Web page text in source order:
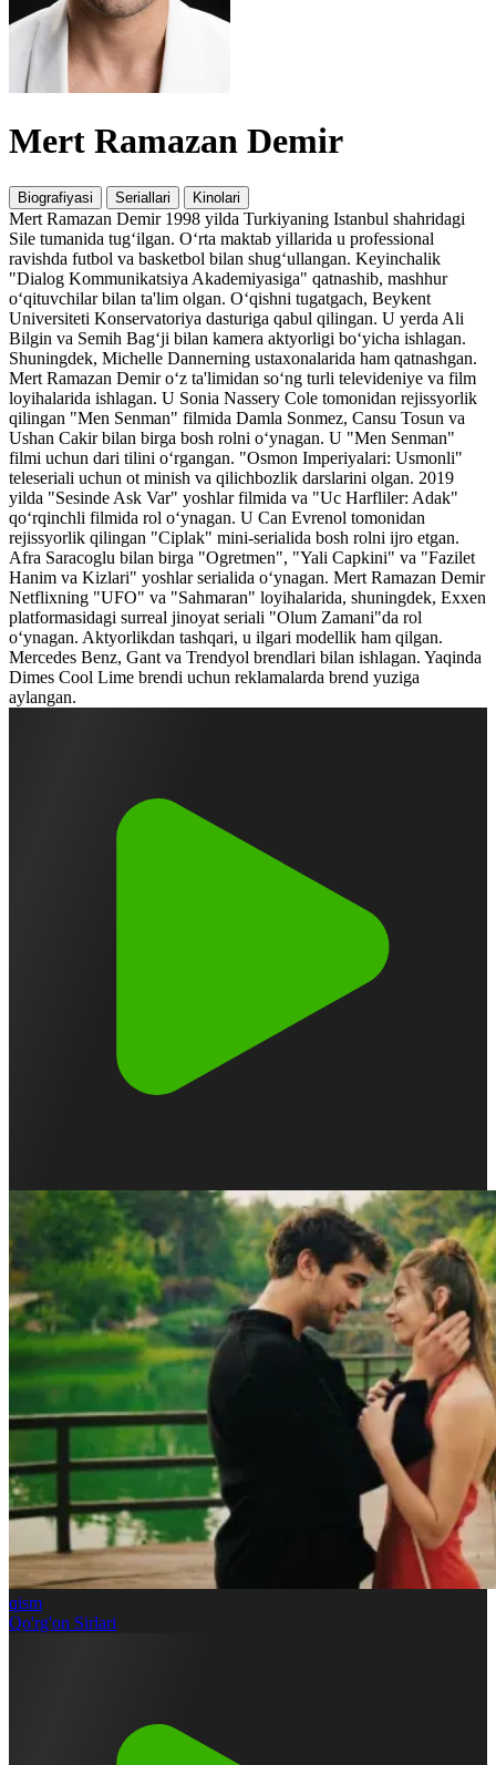
Mert Ramazan Demir
Biografiyasi Seriallari Kinolari
Mert Ramazan Demir 1998 yilda Turkiyaning Istanbul shahridagi
Sile tumanida tug‘ilgan. O‘rta maktab yillarida u professional
ravishda futbol va basketbol bilan shug‘ullangan. Keyinchalik
"Dialog Kommunikatsiya Akademiyasiga" qatnashib, mashhur
o‘qituvchilar bilan ta'lim olgan. O‘qishni tugatgach, Beykent
Universiteti Konservatoriya dasturiga qabul qilingan. U yerda Ali
Bilgin va Semih Bag‘ji bilan kamera aktyorligi bo‘yicha ishlagan.
Shuningdek, Michelle Dannerning ustaxonalarida ham qatnashgan.
Mert Ramazan Demir o‘z ta'limidan so‘ng turli televideniye va film
loyihalarida ishlagan. U Sonia Nassery Cole tomonidan rejissyorlik
qilingan "Men Senman" filmida Damla Sonmez, Cansu Tosun va
Ushan Cakir bilan birga bosh rolni o‘ynagan. U "Men Senman"
filmi uchun dari tilini o‘rgangan. "Osmon Imperiyalari: Usmonli"
teleseriali uchun ot minish va qilichbozlik darslarini olgan. 2019
yilda "Sesinde Ask Var" yoshlar filmida va "Uc Harfliler: Adak"
qo‘rqinchli filmida rol o‘ynagan. U Can Evrenol tomonidan
rejissyorlik qilingan "Ciplak" mini-serialida bosh rolni ijro etgan.
Afra Saracoglu bilan birga "Ogretmen", "Yali Capkini" va "Fazilet
Hanim va Kizlari" yoshlar serialida o‘ynagan. Mert Ramazan Demir
Netflixning "UFO" va "Sahmaran" loyihalarida, shuningdek, Exxen
platformasidagi surreal jinoyat seriali "Olum Zamani"da rol
o‘ynagan. Aktyorlikdan tashqari, u ilgari modellik ham qilgan.
Mercedes Benz, Gant va Trendyol brendlari bilan ishlagan. Yaqinda
Dimes Cool Lime brendi uchun reklamalarda brend yuziga
aylangan.
qism
Qo'rg'on Sirlari